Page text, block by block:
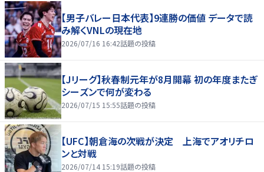
【男子バレー日本代表】9連勝の価値 データで読
み解くVNLの現在地
2026/07/16 16:42話題の投稿
【Jリーグ】秋春制元年が8月開幕 初の年度またぎ
シーズンで何が変わる
2026/07/15 15:55話題の投稿
【UFC】朝倉海の次戦が決定 上海でアオリチロ
ンと対戦
2026/07/14 15:19話題の投稿